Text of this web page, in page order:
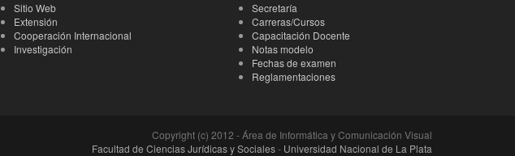
Sitio Web
Extensión
Cooperación Internacional
Investigación
Secretaría
Carreras/Cursos
Capacitación Docente
Notas modelo
Fechas de examen
Reglamentaciones
Copyright (c) 2012 - Área de Informática y Comunicación Visual
Facultad de Ciencias Jurídicas y Sociales- Universidad Nacional de La Plata